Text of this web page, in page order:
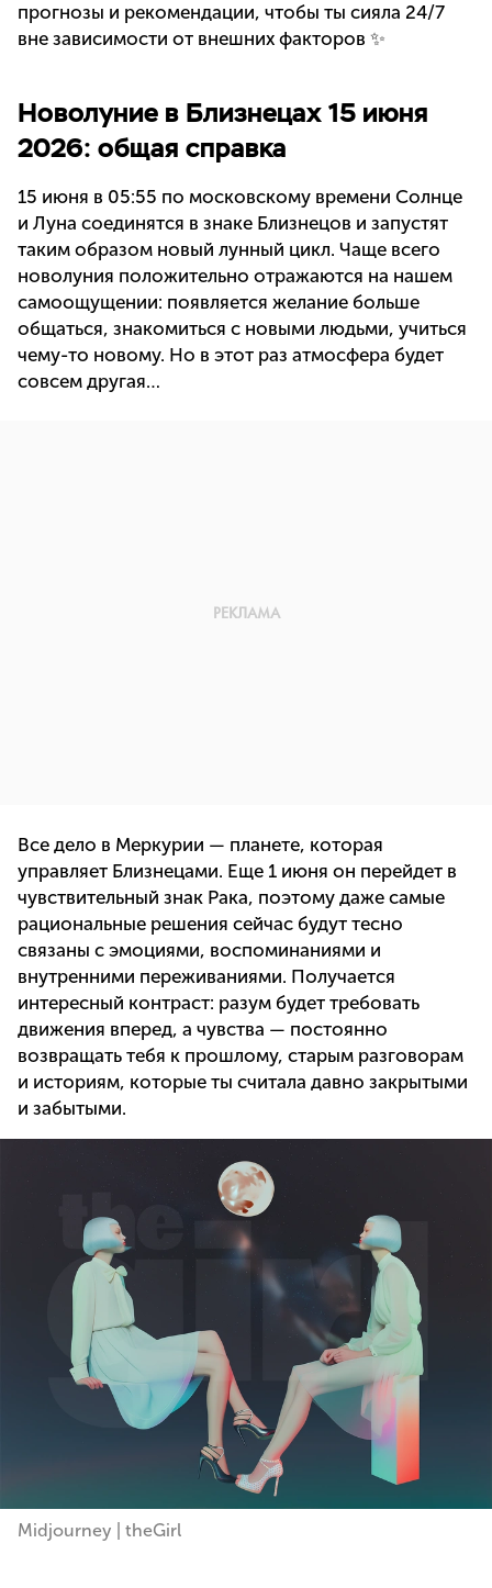
прогнозы и рекомендации, чтобы ты сияла 24/7
вне зависимости от внешних факторов ✨
Новолуние в Близнецах 15 июня
2026: общая справка
15 июня в 05:55 по московскому времени Солнце
и Луна соединятся в знаке Близнецов и запустят
таким образом новый лунный цикл. Чаще всего
новолуния положительно отражаются на нашем
самоощущении: появляется желание больше
общаться, знакомиться с новыми людьми, учиться
чему-то новому. Но в этот раз атмосфера будет
совсем другая…
Все дело в Меркурии — планете, которая
управляет Близнецами. Еще 1 июня он перейдет в
чувствительный знак Рака, поэтому даже самые
рациональные решения сейчас будут тесно
связаны с эмоциями, воспоминаниями и
внутренними переживаниями. Получается
интересный контраст: разум будет требовать
движения вперед, а чувства — постоянно
возвращать тебя к прошлому, старым разговорам
и историям, которые ты считала давно закрытыми
и забытыми.
Midjourney | theGirl